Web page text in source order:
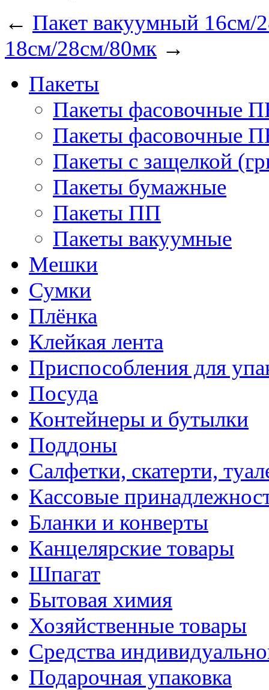
← Пакет вакуумный 16см/
18см/28см/80мк →
Пакеты
Пакеты фасовочные
Пакеты фасовочные
Пакеты с защелкой
Пакеты бумажные
Пакеты ПП
Пакеты вакуумные
Мешки
Сумки
Плёнка
Клейкая лента
Приспособления для
Посуда
Контейнеры и бутылки
Поддоны
Салфетки, скатерти,
Кассовые
Бланки и конверты
Канцелярские товары
Шпагат
Бытовая химия
Хозяйственные товары
Средства
Подарочная упаковка